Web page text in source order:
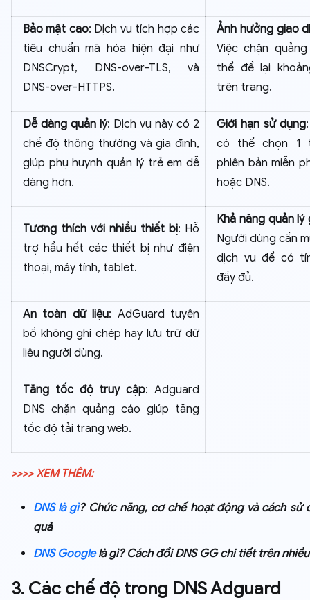
Bảo mật cao: Dịch vụ tích hợp các
tiêu chuẩn mã hóa hiện đại như
DNSCrypt, DNS-over-TLS, và
DNS-over-HTTPS.
Ảnh hưởng giao
Việc chặn
thể để lại
trên trang.
Dễ dàng quản lý: Dịch vụ này có 2
chế độ thông thường và gia đình,
giúp phụ huynh quản lý trẻ em dễ
dàng hơn.
Giới hạn sử dụng
có thể chọn 1
phiên bản miễn
hoặc DNS.
Tương thích với nhiều thiết bị: Hỗ
trợ hầu hết các thiết bị như điện
thoại, máy tính, tablet.
Khả năng quản lý
Người dùng cần
dịch vụ để có
đầy đủ.
An toàn dữ liệu: AdGuard tuyên
bố không ghi chép hay lưu trữ dữ
liệu người dùng.
Tăng tốc độ truy cập: Adguard
DNS chặn quảng cáo giúp tăng
tốc độ tải trang web.
>>>> XEM THÊM:
DNS là gì? Chức năng, cơ chế hoạt động và cách sử
quả
DNS Googlelà gì? Cách đổi DNS GG chi tiết trên
3. Các chế độ trong DNS Adguard